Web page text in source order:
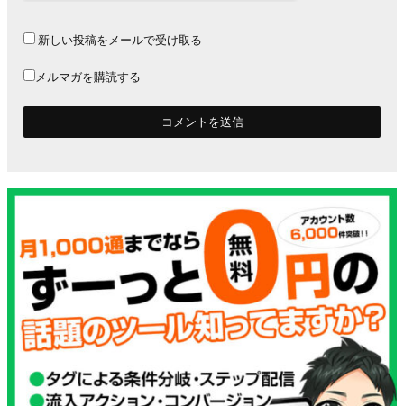
新しい投稿をメールで受け取る
メルマガを購読する